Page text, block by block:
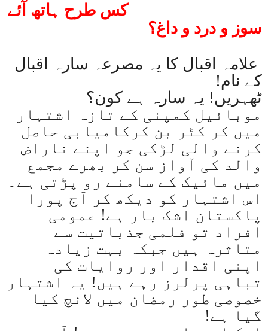
کس طرح ہاتھ آئے
سوز و درد و داغ؟
علامہ اقبال کا یہ مصرعہ سارہ اقبال
کے نام!
ٹھہریں! یہ سارہ ہے کون؟
موبائیل کمپنی کے تازہ اشتہار
میں کر کٹر بن کرکامیابی حاصل
کرنے والی لڑکی جو اپنے ناراض
والد کی آواز سن کر بھرے مجمع
میں مائیک کے سامنے رو پڑتی ہے۔
اس اشتہار کو دیکھ کر آج پورا
پاکستان اشک بار ہے! عمومی
افراد تو فلمی جذباتیت سے
متاثرہ ہیں جبکہ بہت زیادہ
اپنی اقدار اور روایات کی
تباہی پرلرز رہے ہیں! یہ اشتہار
خصوصی طور رمضان میں لانچ کیا
گیا ہے!